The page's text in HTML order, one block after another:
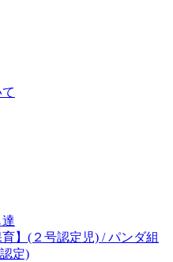
】(２号認定児) / パンダ組
定)